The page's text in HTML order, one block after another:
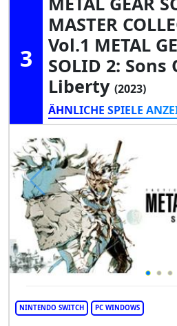
3
MASTER
Vol.1 METAL
SOLID 2: Sons
Liberty (2023)
ÄHNLICHE SPIELE
NINTENDO SWITCH PC WINDOWS